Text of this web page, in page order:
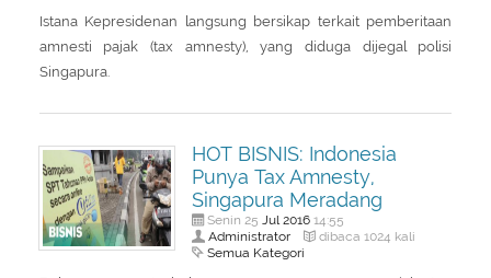
Istana Kepresidenan langsung bersikap terkait pemberitaan
amnesti pajak (tax amnesty), yang diduga dijegal polisi
Singapura.
HOT BISNIS: Indonesia
Punya Tax Amnesty,
Singapura Meradang
Senin 25 Jul 201614:55
Administrator dibaca 1024 kali
Semua Kategori